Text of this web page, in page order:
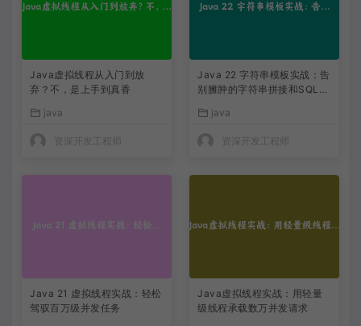
Java虚拟线程从入门到放
弃？不，是上手到真香
java
资深开发工程师
Java 22 字符串模板实战：告
别臃肿的字符串拼接和SQL注
java
资深开发工程师
Java 21 虚拟线程实战：轻松
驾驭百万级并发任务
Java虚拟线程实战：用轻量
级线程承载数万并发请求